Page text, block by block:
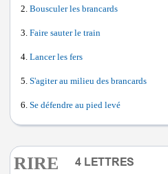
Bousculer les brancards
Faire sauter le train
Lancer les fers
S'agiter au milieu des brancards
Se défendre au pied levé
RIRE